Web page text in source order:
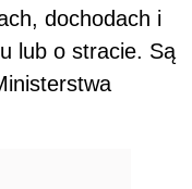
dochodach i
lub o stracie. Są